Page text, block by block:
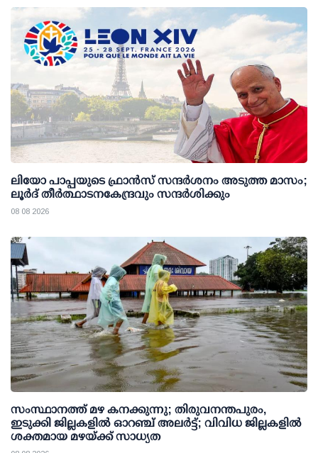
ലിയോ പാപ്പയുടെ ഫ്രാൻസ് സന്ദർശനം അടുത്ത മാസം;
ലൂർദ് തീർത്ഥാടനകേന്ദ്രവും സന്ദർശിക്കും
08 08 2026
സംസ്ഥാനത്ത് മഴ കനക്കുന്നു; തിരുവനന്തപുരം,
ഇടുക്കി ജില്ലകളിൽ ഓറഞ്ച് അലർട്ട്; വിവിധ ജില്ലകളിൽ
ശക്തമായ മഴയ്ക്ക് സാധ്യത